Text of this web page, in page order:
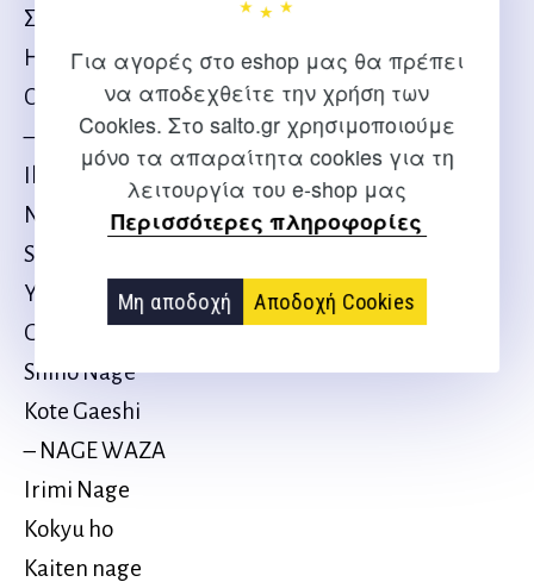
Για αγορές στο eshop μας θα πρέπει
να αποδεχθείτε την χρήση των
Cookies. Στο salto.gr χρησιμοποιούμε
μόνο τα απαραίτητα cookies για τη
λειτουργία του e-shop μας
Περισσότερες πληροφορίες
Μη αποδοχή Αποδοχή Cookies
ΣΩΜΑΤΙΚΗ ΠΡΟΕΤΟΙΜΑΣΙΑ
Η ΣΤΑΣΗ ΚΑΙ Η ΚΙΝΗΣΗ ΤΗΣ ΑΜΥΝΑΣ
ΟΙ ΒΑΣΙΚΕΣ ΤΕΧΝΙΚΕΣ ΕΞΟΥΔΕΤΕΡΩΣΗΣ
– OSAE WAZA, KANSETSU WAZA
Ikkyo – Ude Osae
Nikyo – Kote Mawashi
Sankyo – Kote Hineri
Yonkyo – Tekoubi Osae
Gokyo – UdeNobashi, Kuji Osae
Shino Nage
Kote Gaeshi
– NAGE WAZA
Irimi Nage
Kokyu ho
Kaiten nage